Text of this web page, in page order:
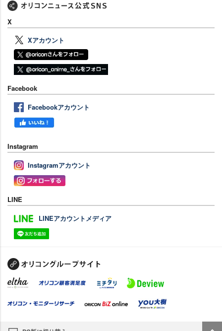
X
Xアカウント
Facebook
Facebookアカウント
Instagram
Instagramアカウント
LINE
LINEアカウントメディア